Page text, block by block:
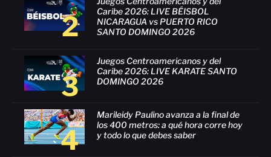
2
Caribe 2026: LIVE BÉISBOL
NICARAGUA vs PUERTO RICO
SANTO DOMINGO 2026
3
Juegos Centroamericanos y del
Caribe 2026: LIVE KARATE SANTO
DOMINGO 2026
4
Marileidy Paulino avanza a la final de
los 400 metros: a qué hora corre hoy
y todo lo que debes saber